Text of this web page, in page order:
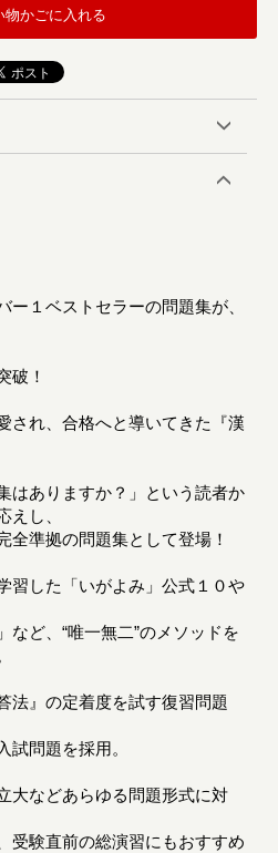
物かごに入れる
１ベストセラーの問題集が、
破！
され、合格へと導いてきた『漢
はありますか？」という読者か
えし、
全準拠の問題集として登場！
習した「いがよみ」公式１０や
など、“唯一無二”のメソッドを
法』の定着度を試す復習問題
試問題を採用。
大などあらゆる問題形式に対
受験直前の総演習にもおすすめ